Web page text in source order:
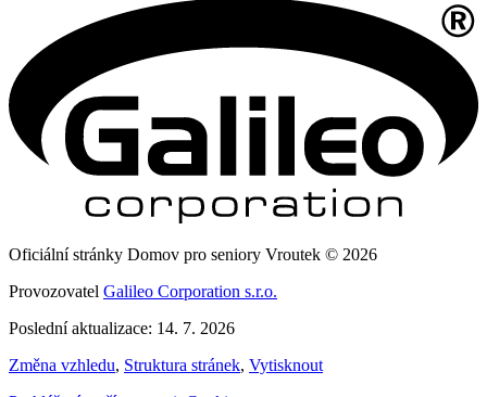
Oficiální stránky Domov pro seniory Vroutek © 2026
Provozovatel Galileo Corporation s.r.o.
Poslední aktualizace: 14. 7. 2026
Změna vzhledu, Struktura stránek, Vytisknout